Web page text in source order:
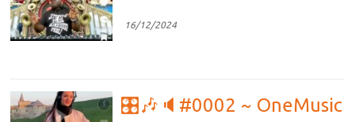
16/12/2024
🎛🎶🔈#0002 ~ OneMusic